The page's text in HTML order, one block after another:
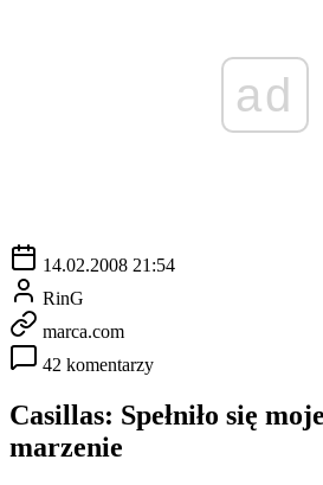
ad
14.02.2008 21:54
RinG
marca.com
42 komentarzy
Casillas: Spełniło się
marzenie